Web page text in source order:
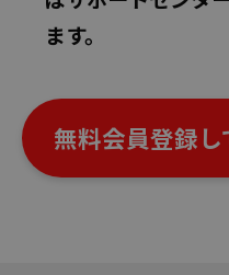
ます。
無料会員登録